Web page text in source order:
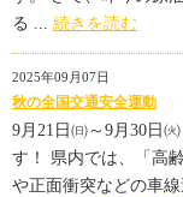
る ... 続きを読む
2025年09月07日
秋の全国交通安全運動
9月21日㈰～9月30日
す！ 県内では、「高
や正面衝突などの車